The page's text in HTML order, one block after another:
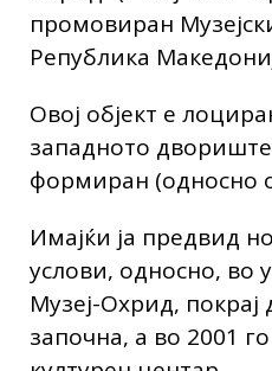
промовиран
Република
Овој објект е
западното
формиран (односно
Имајќи ја предвид
услови, односно, во
Музеј-Охрид,
започна, а во 2001